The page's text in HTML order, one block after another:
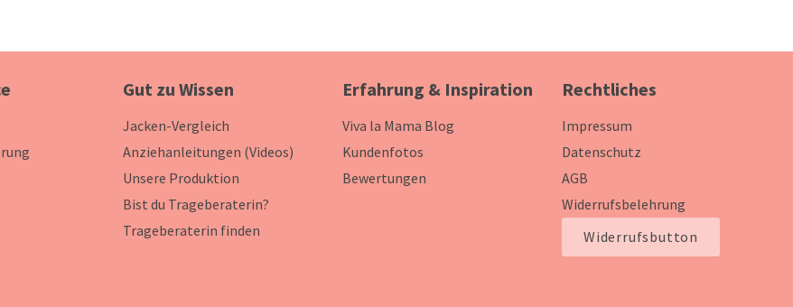
Gut zu Wissen
Jacken-Vergleich
Anziehanleitungen (Videos)
Unsere Produktion
Bist du Trageberaterin?
Trageberaterin finden
Erfahrung & Inspiration
Viva la Mama Blog
Kundenfotos
Bewertungen
Rechtliches
Impressum
Datenschutz
AGB
Widerrufsbelehrung
Widerrufsbutton